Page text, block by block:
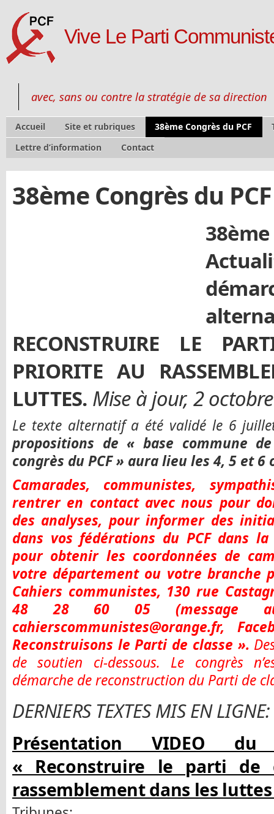
Vive Le Parti
avec, sans ou contre la stratégie de sa direction
Accueil Site et rubriques 38ème Congrès du PCF
Lettre d’information
Contact
38ème Congrès du PCF
RECONSTRUIRE LE
PRIORITE AU
LUTTES. Mise à jour, 2
Le texte alternatif a été validé le 6
propositions de « base commune
congrès du PCF » aura lieu les 4, 5 et 6
Camarades, communistes,
rentrer en contact avec nous pour
des analyses, pour informer des
dans vos fédérations du PCF dans
pour obtenir les coordonnées de
votre département ou votre branche
Cahiers communistes, 130 rue
48 28 60 05 (message au
cahierscommunistes@orange.fr,
Reconstruisons le Parti de classe ».
de soutien ci-dessous. Le congrès
démarche de reconstruction du Parti de
DERNIERS TEXTES MIS EN LIGNE:
Présentation VIDEO
« Reconstruire le parti de
rassemblement dans les